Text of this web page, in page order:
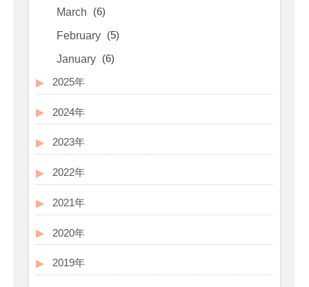
March (6)
February (5)
January (6)
2025年
2024年
2023年
2022年
2021年
2020年
2019年